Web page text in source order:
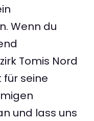
Wenn du
Tomis Nord
seine
und lass uns